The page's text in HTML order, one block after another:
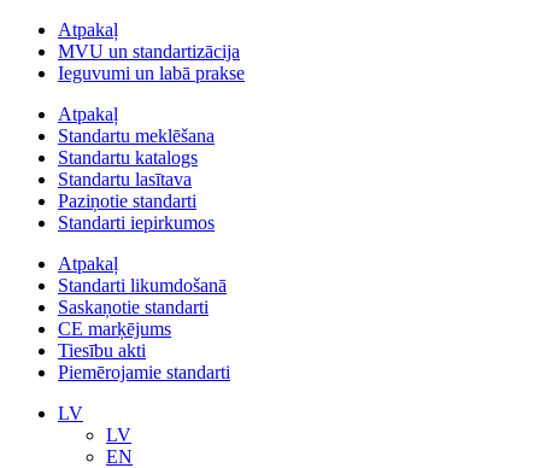
Atpakaļ
MVU un standartizācija
Ieguvumi un labā prakse
Atpakaļ
Standartu meklēšana
Standartu katalogs
Standartu lasītava
Paziņotie standarti
Standarti iepirkumos
Atpakaļ
Standarti likumdošanā
Saskaņotie standarti
CE marķējums
Tiesību akti
Piemērojamie standarti
LV
LV
EN